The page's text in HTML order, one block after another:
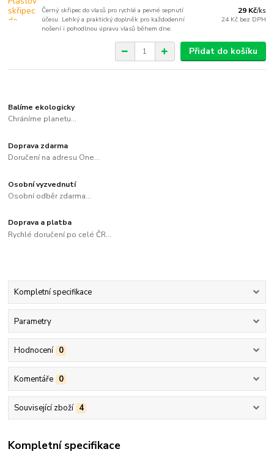
Černý skřipec do vlasů pro rychlé a pevné sepnutí
účesu. Lehký a praktický doplněk pro každodenní
nošení i pohodlnou úpravu vlasů během dne.
29 Kč/ks
24 Kč bez DPH
Přidat do košíku
Balíme ekologicky
Chráníme planetu...
Doprava zdarma
Doručení na adresu One...
Osobní vyzvednutí
Osobní odběr zdarma...
Doprava a platba
Rychlé doručení po celé ČR...
Kompletní specifikace
Parametry
Hodnocení 0
Komentáře 0
Související zboží 4
Kompletní specifikace